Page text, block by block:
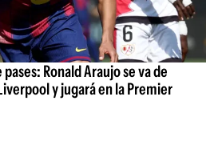
Ronald Araujo se va de
y jugará en la Premier